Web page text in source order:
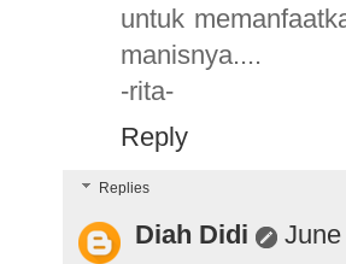
untuk
manisnya....
-rita-
Reply
Replies
Diah Didi